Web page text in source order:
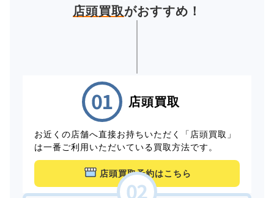
店頭買取がおすすめ！
店頭買取
お近くの店舗へ直接お持ちいただく「店頭買取」
は一番ご利用いただいている買取方法です。
店頭買取予約はこちら